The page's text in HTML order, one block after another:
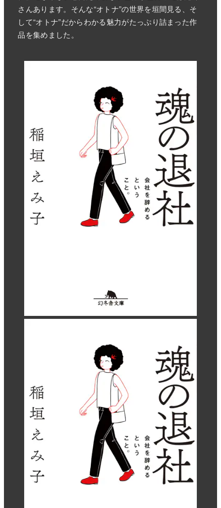
さんあります。そんな“オトナ”の世界を垣間見る、そ
して“オトナ”だからわかる魅力がたっぷり詰まった作
品を集めました。